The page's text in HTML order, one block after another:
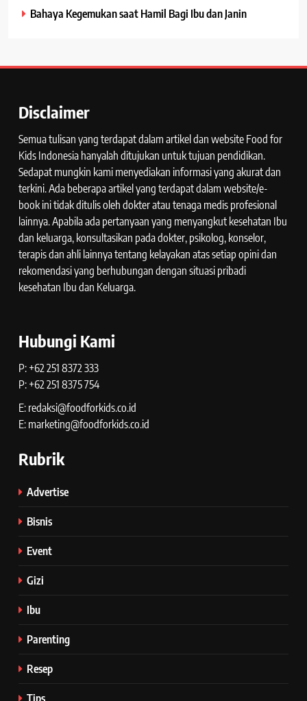
Bahaya Kegemukan saat Hamil Bagi Ibu dan Janin
Disclaimer
Semua tulisan yang terdapat dalam artikel dan website Food for
Kids Indonesia hanyalah ditujukan untuk tujuan pendidikan.
Sedapat mungkin kami menyediakan informasi yang akurat dan
terkini. Ada beberapa artikel yang terdapat dalam website/e-
book ini tidak ditulis oleh dokter atau tenaga medis profesional
lainnya. Apabila ada pertanyaan yang menyangkut kesehatan Ibu
dan keluarga, konsultasikan pada dokter, psikolog, konselor,
terapis dan ahli lainnya tentang kelayakan atas setiap opini dan
rekomendasi yang berhubungan dengan situasi pribadi
kesehatan Ibu dan Keluarga.
Hubungi Kami
P: +62 251 8372 333
P: +62 251 8375 754
E: redaksi@foodforkids.co.id
E: marketing@foodforkids.co.id
Rubrik
Advertise
Bisnis
Event
Gizi
Ibu
Parenting
Resep
Tips